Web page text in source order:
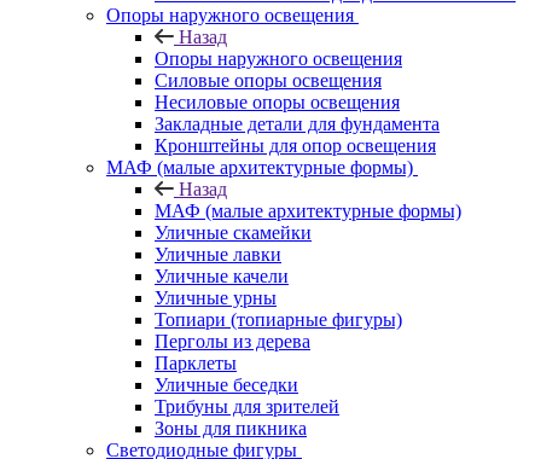
Опоры наружного освещения
Назад
Опоры наружного освещения
Силовые опоры освещения
Несиловые опоры освещения
Закладные детали для фундамента
Кронштейны для опор освещения
МАФ (малые архитектурные формы)
Назад
МАФ (малые архитектурные формы)
Уличные скамейки
Уличные лавки
Уличные качели
Уличные урны
Топиари (топиарные фигуры)
Перголы из дерева
Парклеты
Уличные беседки
Трибуны для зрителей
Зоны для пикника
Светодиодные фигуры